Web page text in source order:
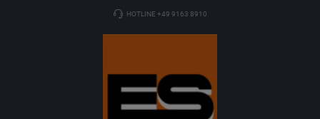
HOTLINE +49 9163 8910